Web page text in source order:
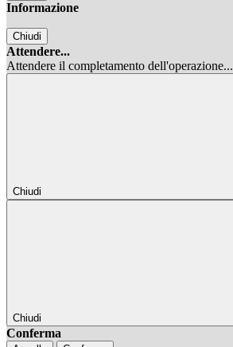
Informazione
Chiudi
Attendere...
Attendere il completamento dell'operazione...
Chiudi
Chiudi
Conferma